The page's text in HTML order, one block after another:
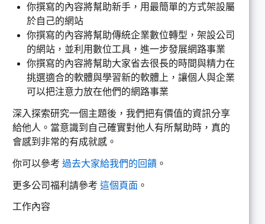
你撰寫的內容將幫助新手，用最簡單的方式架設屬
於自己的網站
你撰寫的內容將幫助傳統企業數位轉型，架設公司
的網站，並利用數位工具，進一步發展網路事業
你撰寫的內容將幫助大家省去很長的時間與精力在
挑選適合的軟體與學習新的軟體上，讓個人與企業
可以把注意力放在他們的網路事業
深入探索研究一個主題後，我們把有價值的資訊分享
給他人。當意識到自己確實對他人有所幫助時，真的
會感到非常的有成就感。
你可以參考 過去大家給我們的回饋 。
更多公司福利請參考 這個頁面 。
工作內容